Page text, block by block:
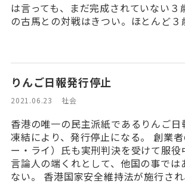
は言っても、まだ完成されていない３
の古馬との対戦はきつい。ほとんど
りんご日報発行停止
2021.06.23 社会
香港の唯一の民主派紙であるりんご日
凍結により、発行停止になる。 創業
ー・ライ）氏も実刑判決を受けて服役
言論人の端くれとして、他国の事では
ない。 香港国家安全維持法が施行さ